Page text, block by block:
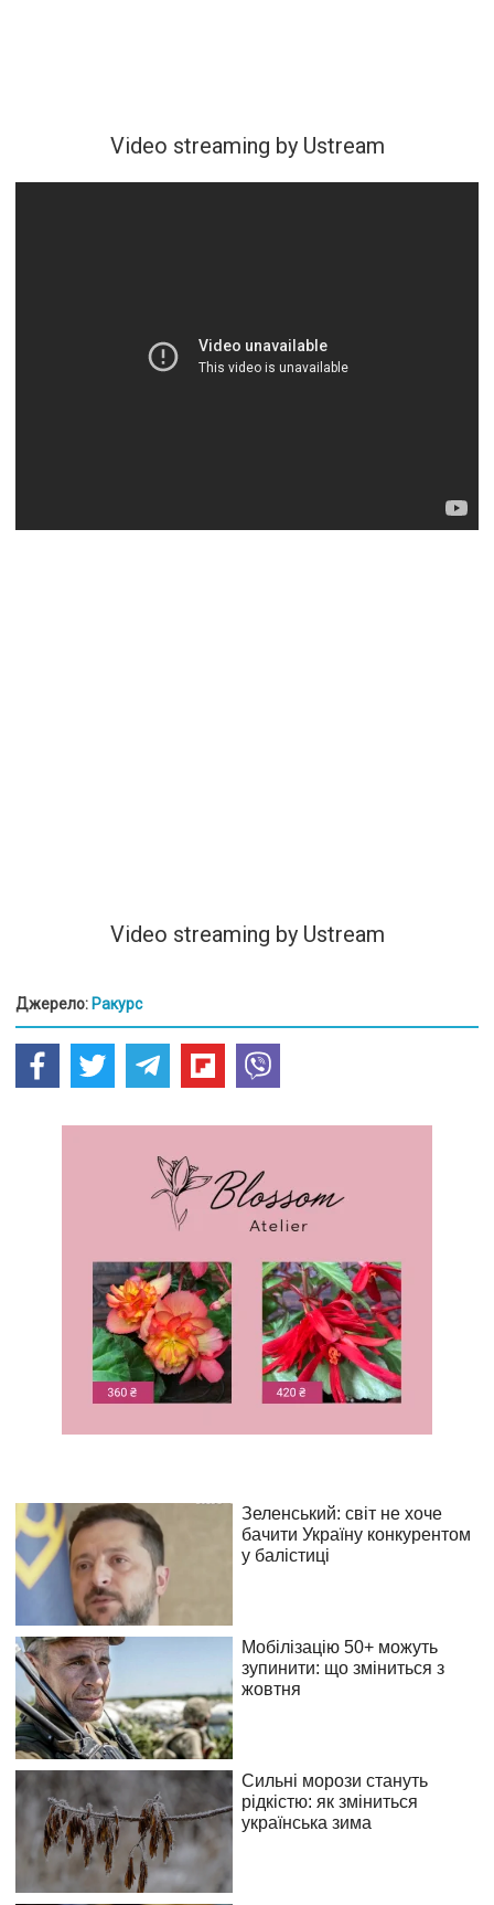
Video streaming by Ustream
Video streaming by Ustream
Джерело: Ракурс